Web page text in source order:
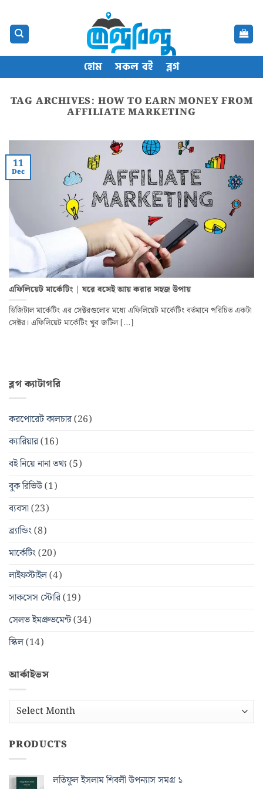
content
হোম সকল বই ব্লগ
TAG ARCHIVES: HOW TO EARN MONEY FROM
AFFILIATE MARKETING
এফিলিয়েট মার্কেটিং | ঘরে বসেই আয় করার সহজ উপায়
ডিজিটাল মার্কেটিং এর সেক্টরগুলোর মধ্যে এফিলিয়েট মার্কেটিং বর্তমানে পরিচিত একটা
সেক্টর। এফিলিয়েট মার্কেটিং খুব জটিল [...]
11
Dec
ব্লগ ক্যাটাগরি
করপোরেট কালচার(26)
ক্যারিয়ার(16)
বই নিয়ে নানা তথ্য(5)
বুক রিভিউ(1)
ব্যবসা(23)
ব্র্যান্ডিং(8)
মার্কেটিং(20)
লাইফস্টাইল(4)
সাকসেস স্টোরি(19)
সেলভ ইমপ্রুভমেন্ট(34)
স্কিল(14)
আর্কাইভস
আর্কাইভস
PRODUCTS
লতিফুল ইসলাম শিবলী উপন্যাস সমগ্র ১